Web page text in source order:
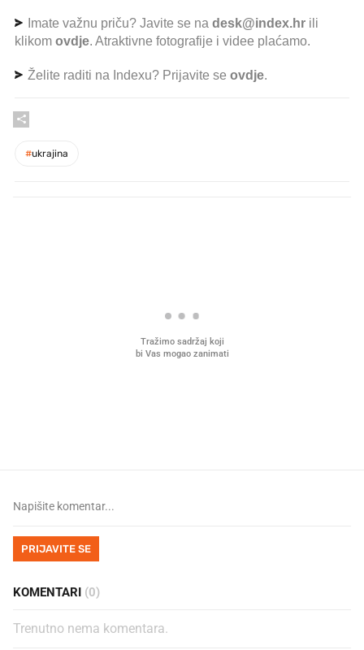
Imate važnu priču? Javite se na desk@index.hr ili
klikom ovdje. Atraktivne fotografije i videe plaćamo.
Želite raditi na Indexu? Prijavite se ovdje.
#ukrajina
PRIJAVITE SE
KOMENTARI (0)
Trenutno nema komentara.